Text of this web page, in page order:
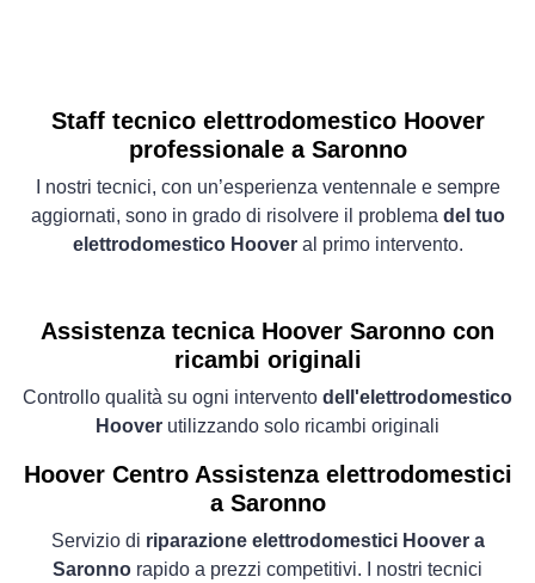
Staff tecnico elettrodomestico Hoover
professionale a Saronno
I nostri tecnici, con un’esperienza ventennale e sempre
aggiornati, sono in grado di risolvere il problema del tuo
elettrodomestico Hooveral primo intervento.
Assistenza tecnica Hoover Saronno con
ricambi originali
Controllo qualità su ogni intervento dell'elettrodomestico
Hoover utilizzando solo ricambi originali
Hoover Centro Assistenza elettrodomestici
a Saronno
Servizio di riparazione elettrodomestici Hoover a
Saronno rapido a prezzi competitivi. I nostri tecnici